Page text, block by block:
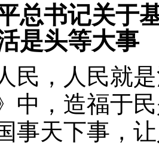
总书记关于
是头等大事
民，人民就
中，造福于
事天下事，